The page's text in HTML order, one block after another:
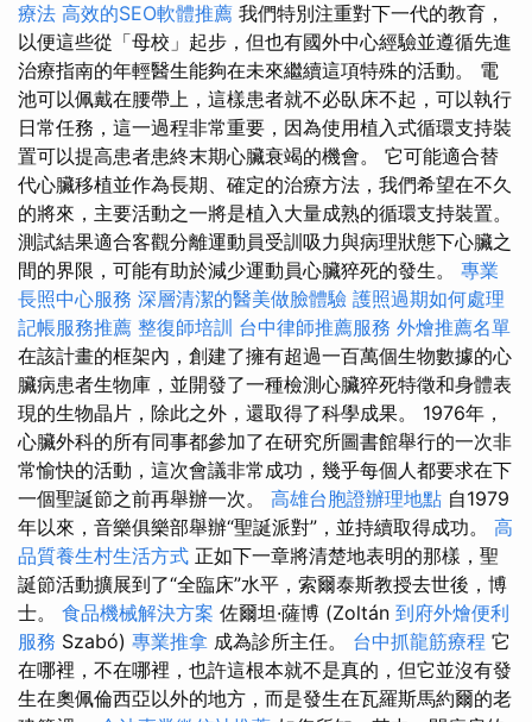
療法 高效的SEO軟體推薦 我們特別注重對下一代的教育，
以便這些從「母校」起步，但也有國外中心經驗並遵循先進
治療指南的年輕醫生能夠在未來繼續這項特殊的活動。 電
池可以佩戴在腰帶上，這樣患者就不必臥床不起，可以執行
日常任務，這一過程非常重要，因為使用植入式循環支持裝
置可以提高患者患終末期心臟衰竭的機會。 它可能適合替
代心臟移植並作為長期、確定的治療方法，我們希望在不久
的將來，主要活動之一將是植入大量成熟的循環支持裝置。
測試結果適合客觀分離運動員受訓吸力與病理狀態下心臟之
間的界限，可能有助於減少運動員心臟猝死的發生。 專業
長照中心服務 深層清潔的醫美做臉體驗 護照過期如何處理
記帳服務推薦 整復師培訓 台中律師推薦服務 外燴推薦名單
在該計畫的框架內，創建了擁有超過一百萬個生物數據的心
臟病患者生物庫，並開發了一種檢測心臟猝死特徵和身體表
現的生物晶片，除此之外，還取得了科學成果。 1976年，
心臟外科的所有同事都參加了在研究所圖書館舉行的一次非
常愉快的活動，這次會議非常成功，幾乎每個人都要求在下
一個聖誕節之前再舉辦一次。 高雄台胞證辦理地點 自1979
年以來，音樂俱樂部舉辦“聖誕派對”，並持續取得成功。 高
品質養生村生活方式 正如下一章將清楚地表明的那樣，聖
誕節活動擴展到了“全臨床”水平，索爾泰斯教授去世後，博
士。 食品機械解決方案 佐爾坦·薩博 (Zoltán 到府外燴便利
服務 Szabó) 專業推拿 成為診所主任。 台中抓龍筋療程 它
在哪裡，不在哪裡，也許這根本就不是真的，但它並沒有發
生在奧佩倫西亞以外的地方，而是發生在瓦羅斯馬約爾的老